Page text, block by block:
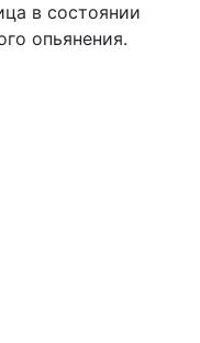
в состоянии
опьянения.